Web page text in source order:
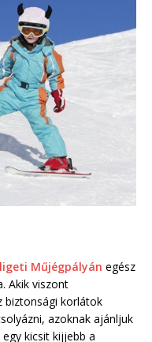
Műjégpályán egész
Akik viszont
biztonsági korlátok
azoknak ajánljuk
kicsit kijjebb a